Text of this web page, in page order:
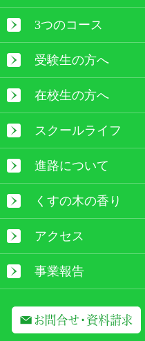
3つのコース
受験生の方へ
在校生の方へ
スクールライフ
進路について
くすの木の香り
アクセス
事業報告